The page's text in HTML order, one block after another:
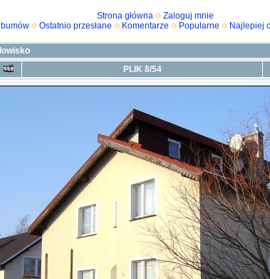
Strona główna
Zaloguj mnie
Ostatnio przesłane Komentarze Popularne Najlepiej
PLIK 8/54